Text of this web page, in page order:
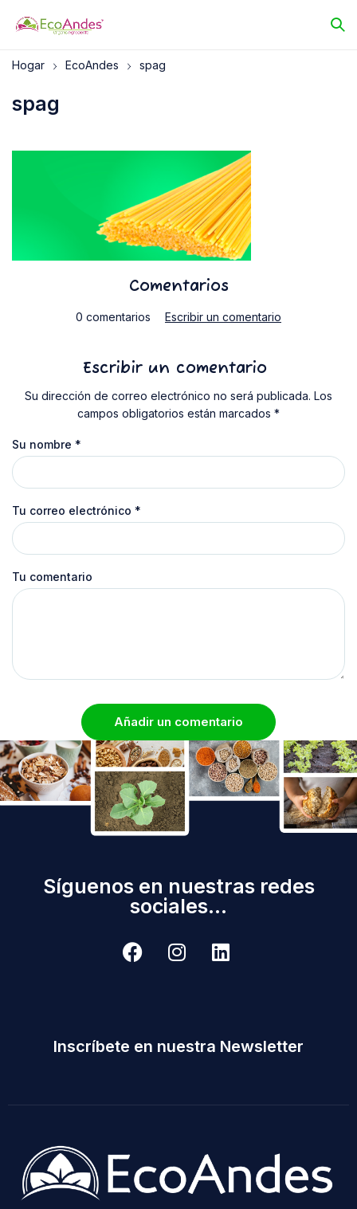
spag
Hogar EcoAndes spag
Comentarios
0 comentarios Escribir un comentario
Escribir un comentario
Su dirección de correo electrónico no será publicada. Los
campos obligatorios están marcados *
Su nombre *
Tu correo electrónico *
Tu comentario
Añadir un comentario
Síguenos en nuestras redes
sociales...
Inscríbete en nuestra Newsletter